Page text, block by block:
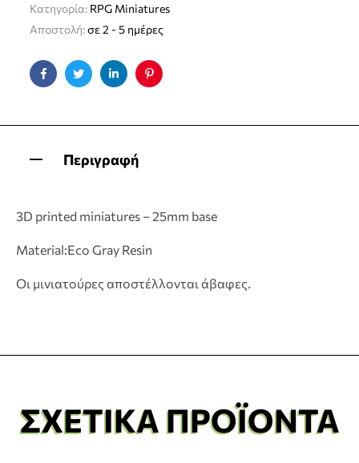
Κατηγορία: RPG Miniatures
Αποστολή:σε 2 - 5 ημέρες
FacebookTwitterLinkedinPinterest
Περιγραφή
3D printed miniatures – 25mm base
Material:Eco Gray Resin
Οι μινιατούρες αποστέλλονται άβαφες.
ΣΧΕΤΙΚΆ ΠΡΟΪΌΝΤΑ